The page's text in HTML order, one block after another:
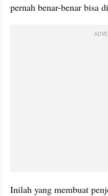
pernah benar-benar bisa
Inilah yang membuat